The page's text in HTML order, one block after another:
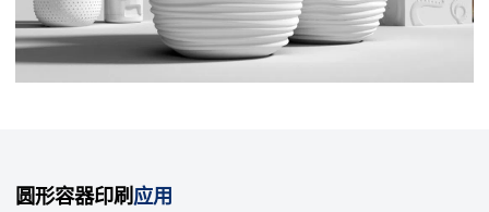
圆形容器印刷应用